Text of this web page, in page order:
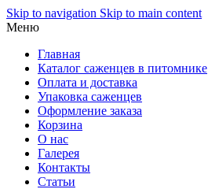
Skip to navigation Skip to main content
Меню
Главная
Каталог саженцев в питомнике
Оплата и доставка
Упаковка саженцев
Оформление заказа
Корзина
О нас
Галерея
Контакты
Статьи